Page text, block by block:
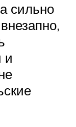
сильно
и